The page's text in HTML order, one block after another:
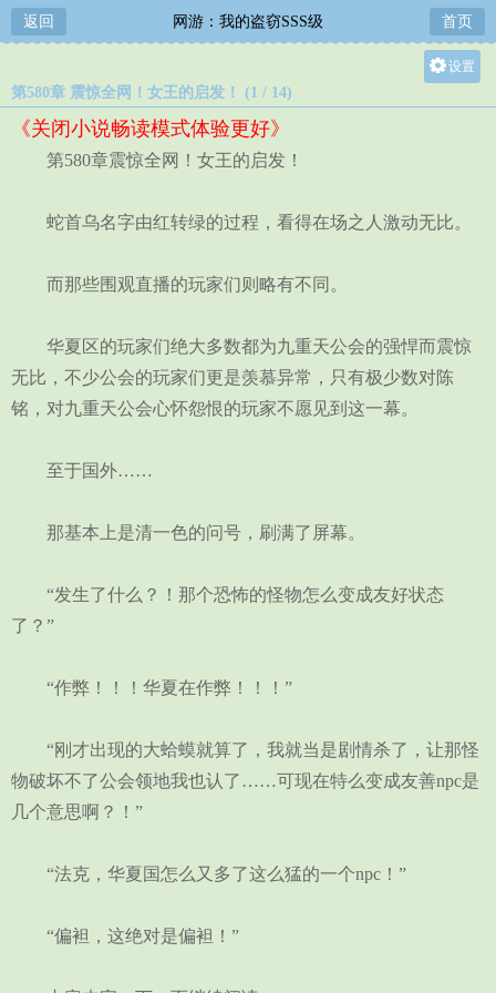
返回 网游：我的盗窃SSS级 首页
设置
第580章 震惊全网！女王的启发！ (1 / 14)
《关闭小说畅读模式体验更好》
第580章震惊全网！女王的启发！
蛇首乌名字由红转绿的过程，看得在场之人激动无比。
而那些围观直播的玩家们则略有不同。
华夏区的玩家们绝大多数都为九重天公会的强悍而震惊
无比，不少公会的玩家们更是羡慕异常，只有极少数对陈
铭，对九重天公会心怀怨恨的玩家不愿见到这一幕。
至于国外……
那基本上是清一色的问号，刷满了屏幕。
“发生了什么？！那个恐怖的怪物怎么变成友好状态
了？”
“作弊！！！华夏在作弊！！！”
“刚才出现的大蛤蟆就算了，我就当是剧情杀了，让那怪
物破坏不了公会领地我也认了……可现在特么变成友善npc是
几个意思啊？！”
“法克，华夏国怎么又多了这么猛的一个npc！”
“偏袒，这绝对是偏袒！”